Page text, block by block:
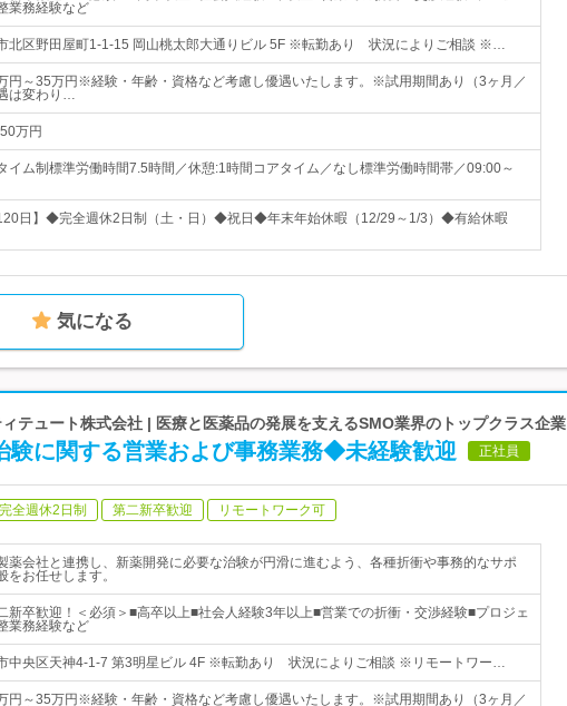
業務経験など
北区野田屋町1-1-15 岡山桃太郎大通りビル 5F ※転勤あり 状況によりご相談 ※…
円～35万円※経験・年齢・資格など考慮し優遇いたします。※試用期間あり（3ヶ月／
は変わり…
万円
イム制標準労働時間7.5時間／休憩:1時間コアタイム／なし標準労働時間帯／09:00～
120日】◆完全週休2日制（土・日）◆祝日◆年末年始休暇（12/29～1/3）◆有給休暇
気になる
テュート株式会社 | 医療と医薬品の発展を支えるSMO業界のトップクラス企業
験に関する営業および事務業務◆未経験歓迎 正社員
完全週休2日制 第二新卒歓迎 リモートワーク可
薬会社と連携し、新薬開発に必要な治験が円滑に進むよう、各種折衝や事務的なサポ
をお任せします。
新卒歓迎！＜必須＞■高卒以上■社会人経験3年以上■営業での折衝・交渉経験■プロジェ
業務経験など
中央区天神4-1-7 第3明星ビル 4F ※転勤あり 状況によりご相談 ※リモートワー…
円～35万円※経験・年齢・資格など考慮し優遇いたします。※試用期間あり（3ヶ月／